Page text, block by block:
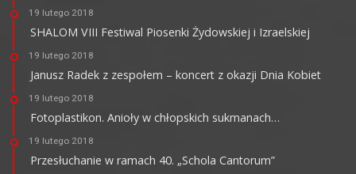
19 lutego 2018
SHALOM VIII Festiwal Piosenki Żydowskiej i Izraelskiej
19 lutego 2018
Janusz Radek z zespołem – koncert z okazji Dnia Kobiet
19 lutego 2018
Fotoplastikon. Anioły w chłopskich sukmanach…
19 lutego 2018
Przesłuchanie w ramach 40. „Schola Cantorum”